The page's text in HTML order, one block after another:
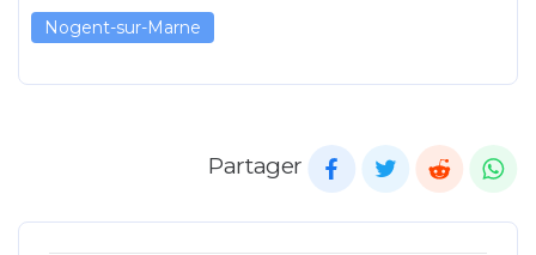
Nogent-sur-Marne
Partager